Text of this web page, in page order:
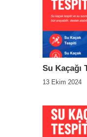
Su Kaçağı
13 Ekim 2024